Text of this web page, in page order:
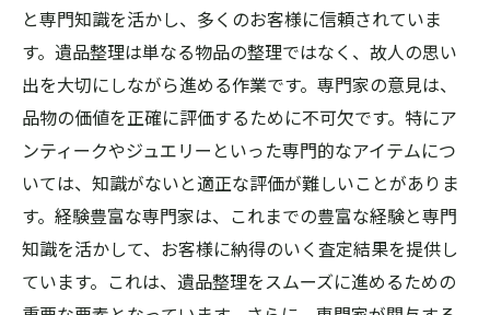
と専門知識を活かし、多くのお客様に信頼されていま
す。遺品整理は単なる物品の整理ではなく、故人の思い
出を大切にしながら進める作業です。専門家の意見は、
品物の価値を正確に評価するために不可欠です。特にア
ンティークやジュエリーといった専門的なアイテムにつ
いては、知識がないと適正な評価が難しいことがありま
す。経験豊富な専門家は、これまでの豊富な経験と専門
知識を活かして、お客様に納得のいく査定結果を提供し
ています。これは、遺品整理をスムーズに進めるための